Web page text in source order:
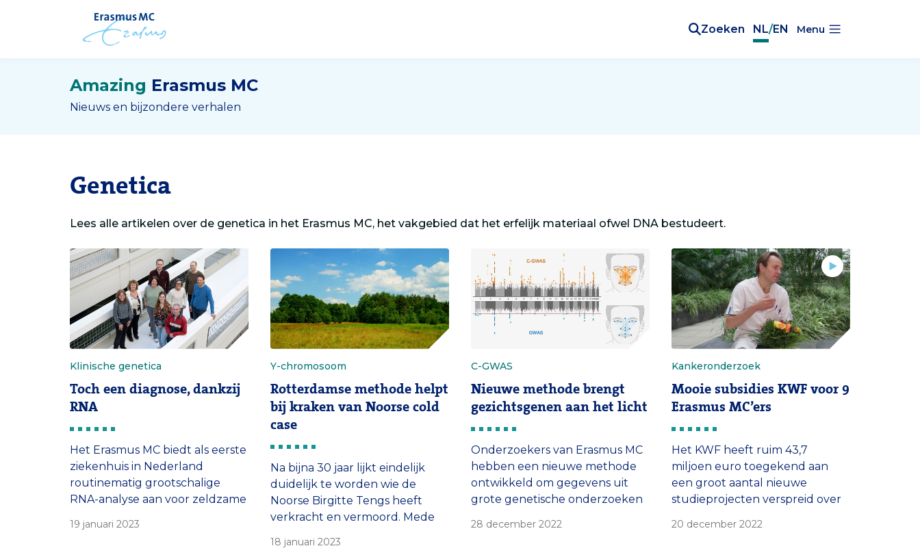
Zoeken NL/EN Menu
Amazing Erasmus MC
Nieuws en bijzondere verhalen
Genetica
Lees alle artikelen over de genetica in het Erasmus MC, het vakgebied dat het erfelijk materiaal ofwel DNA bestudeert.
Klinische genetica
Toch een diagnose, dankzij
RNA
Het Erasmus MC biedt als eerste
ziekenhuis in Nederland
routinematig grootschalige
RNA-analyse aan voor zeldzame
tientallen patiënten kregen
19 januari 2023
Y-chromosoom
Rotterdamse methode helpt
bij kraken van Noorse cold
case
Na bijna 30 jaar lijkt eindelijk
duidelijk te worden wie de
Noorse Birgitte Tengs heeft
verkracht en vermoord. Mede
Identificatie van het Erasmus
18 januari 2023
C-GWAS
Nieuwe methode brengt
gezichtsgenen aan het licht
Onderzoekers van Erasmus MC
hebben een nieuwe methode
ontwikkeld om gegevens uit
grote genetische onderzoeken
associatiestudies, ofwel GWAS,
28 december 2022
Kankeronderzoek
Mooie subsidies KWF voor 9
Erasmus MC’ers
Het KWF heeft ruim 43,7
miljoen euro toegekend aan
een groot aantal nieuwe
studieprojecten verspreid over
projecten van het Erasmus MC
20 december 2022